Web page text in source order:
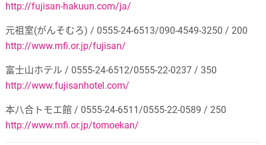
http://fujisan-hakuun.com/ja/
元祖室(がんそむろ) / 0555-24-6513/090-4549-3250 / 200
http://www.mfi.or.jp/fujisan/
富士山ホテル / 0555-24-6512/0555-22-0237 / 350
http://www.fujisanhotel.com/
本八合トモエ館 / 0555-24-6511/0555-22-0589 / 250
http://www.mfi.or.jp/tomoekan/